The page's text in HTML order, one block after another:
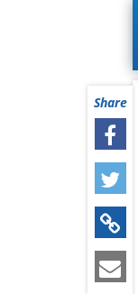
Share